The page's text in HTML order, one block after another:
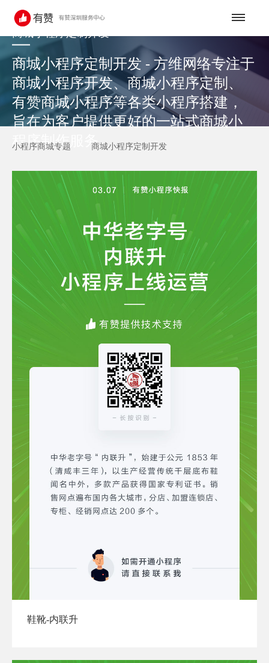
商城小程序定制开发 - 方维网络专注于
商城小程序开发、商城小程序定制、
有赞商城小程序等各类小程序搭建，
旨在为客户提供更好的一站式商城小
程序制作服务。
小程序商城专题 商城小程序定制开发
鞋靴-内联升